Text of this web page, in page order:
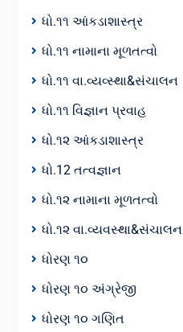
ધો.૧૧ આંકડાશાસ્ત્ર
ધો.૧૧ નામાના મૂળતત્વો
ધો.૧૧ વા.વ્યવ્સ્થા&સંચાલન
ધો.૧૧ વિજ્ઞાન પ્રવાહ
ધો.૧૨ આંકડાશાસ્ત્ર
ધો.12 તત્વજ્ઞાન
ધો.૧૨ નામાના મૂળતત્વો
ધો.૧૨ વા.વ્યવસ્થા&સંચાલન
ધોરણ ૧૦
ધોરણ ૧૦ અંગ્રેજી
ધોરણ ૧૦ ગણિત